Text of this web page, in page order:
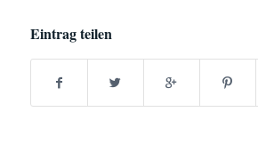
Eintrag teilen